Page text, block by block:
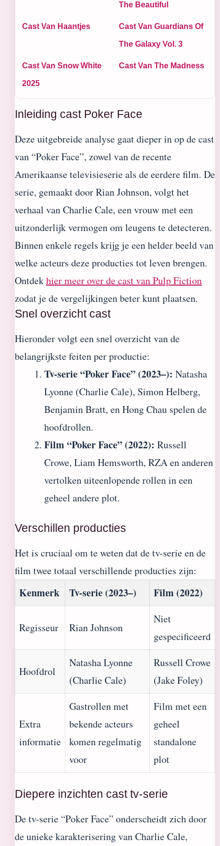
The Beautiful
Cast Van Haantjes Cast Van Guardians Of
The Galaxy Vol. 3
Cast Van Snow White
2025
Cast Van The Madness
Inleiding cast Poker Face
Deze uitgebreide analyse gaat dieper in op de cast
van “Poker Face”, zowel van de recente
Amerikaanse televisieserie als de eerdere film. De
serie, gemaakt door Rian Johnson, volgt het
verhaal van Charlie Cale, een vrouw met een
uitzonderlijk vermogen om leugens te detecteren.
Binnen enkele regels krijg je een helder beeld van
welke acteurs deze producties tot leven brengen.
Ontdekhier meer over de cast van Pulp Fiction
zodat je de vergelijkingen beter kunt plaatsen.
Snel overzicht cast
Hieronder volgt een snel overzicht van de
belangrijkste feiten per productie:
Tv-serie “Poker Face” (2023–): Natasha
Lyonne (Charlie Cale), Simon Helberg,
Benjamin Bratt, en Hong Chau spelen de
hoofdrollen.
Film “Poker Face” (2022): Russell
Crowe, Liam Hemsworth, RZA en anderen
vertolken uiteenlopende rollen in een
geheel andere plot.
Verschillen producties
Het is cruciaal om te weten dat de tv-serie en de
film twee totaal verschillende producties zijn:
Kenmerk Tv-serie (2023–) Film (2022)
Regisseur Rian Johnson
Niet
gespecificeerd
Hoofdrol
Natasha Lyonne
(Charlie Cale)
Russell Crowe
(Jake Foley)
Extra
informatie
Gastrollen met
bekende acteurs
komen regelmatig
voor
Film met een
geheel
standalone
plot
Diepere inzichten cast tv-serie
De tv-serie “Poker Face” onderscheidt zich door
de unieke karakterisering van Charlie Cale,